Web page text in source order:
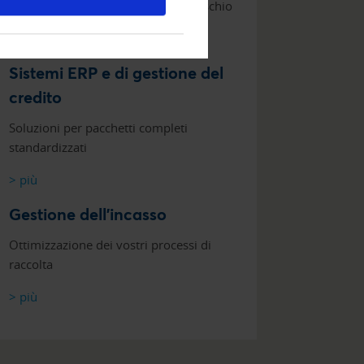
Acquisto in conto corrente senza rischio
> più
Sistemi ERP e di gestione del
credito
Soluzioni per pacchetti completi
standardizzati
> più
Gestione dell'incasso
Ottimizzazione dei vostri processi di
raccolta
> più